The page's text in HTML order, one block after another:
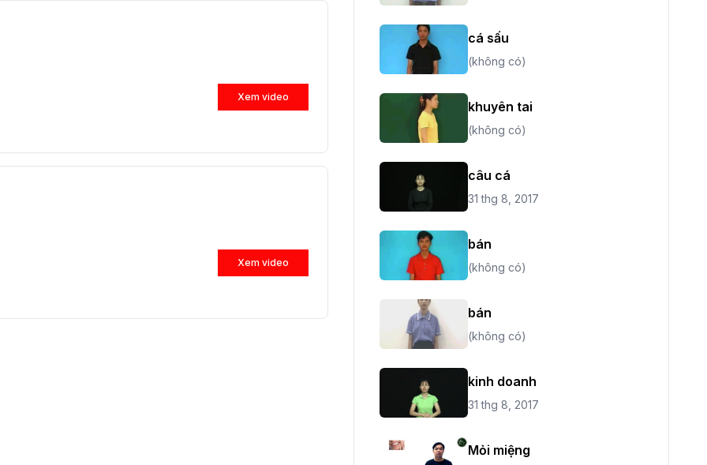
Xem video
Xem video
cá sấu
(không có)
khuyên tai
(không có)
câu cá
31 thg 8, 2017
bán
(không có)
bán
(không có)
kinh doanh
31 thg 8, 2017
Mỏi miệng